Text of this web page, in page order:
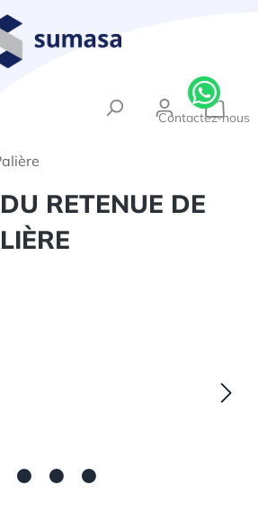
RETENUE DE
Contactez-nous